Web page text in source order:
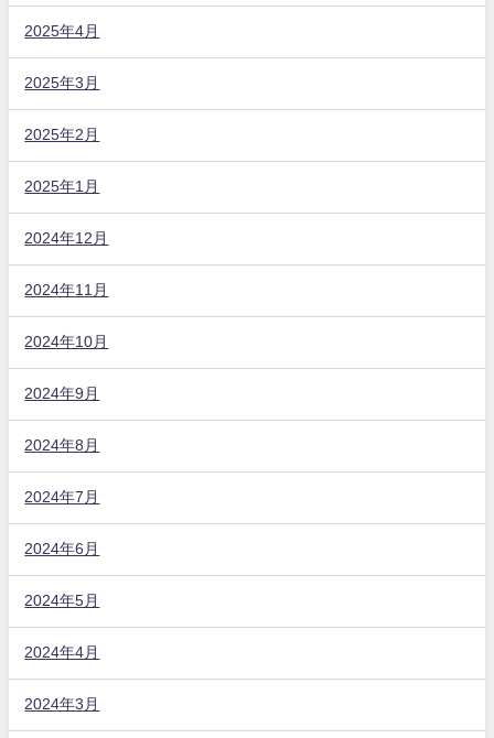
2025年4月
2025年3月
2025年2月
2025年1月
2024年12月
2024年11月
2024年10月
2024年9月
2024年8月
2024年7月
2024年6月
2024年5月
2024年4月
2024年3月